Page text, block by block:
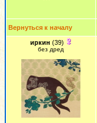
Вернуться к началу
иркин (39)
без дред